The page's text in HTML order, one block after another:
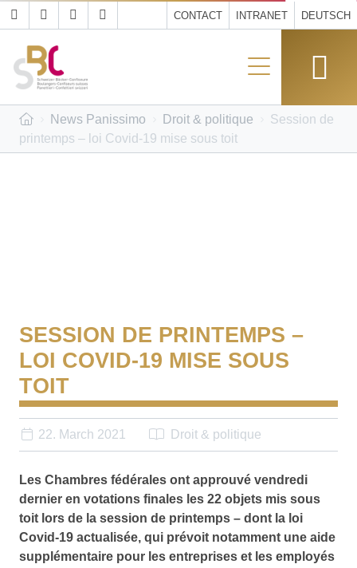
CONTACT INTRANET DEUTSCH
News Panissimo Droit & politique
Session de
printemps – loi Covid-19 mise sous toit
SESSION DE PRINTEMPS –
LOI COVID-19 MISE SOUS
TOIT
22. March 2021 Droit & politique
Les Chambres fédérales ont approuvé vendredi
dernier en votations finales les 22 objets mis sous
toit lors de la session de printemps – dont la loi
Covid-19 actualisée, qui prévoit notamment une aide
supplémentaire pour les entreprises et les employés